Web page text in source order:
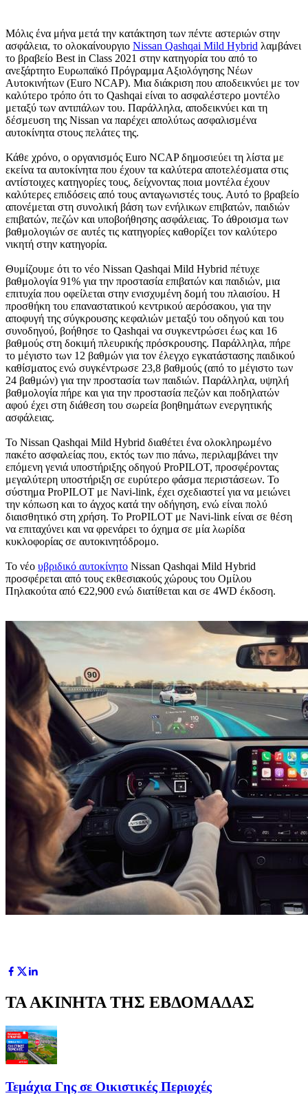
Μόλις ένα μήνα μετά την κατάκτηση των πέντε αστεριών στην
ασφάλεια, το ολοκαίνουργιο Nissan Qashqai Mild Hybrid λαμβάνει
το βραβείο Best in Class 2021 στην κατηγορία του από το
ανεξάρτητο Ευρωπαϊκό Πρόγραμμα Αξιολόγησης Νέων
Αυτοκινήτων (Euro NCAP). Μια διάκριση που αποδεικνύει με τον
καλύτερο τρόπο ότι το Qashqai είναι το ασφαλέστερο μοντέλο
μεταξύ των αντιπάλων του. Παράλληλα, αποδεικνύει και τη
δέσμευση της Nissan να παρέχει απολύτως ασφαλισμένα
αυτοκίνητα στους πελάτες της.
Κάθε χρόνο, ο οργανισμός Euro NCAP δημοσιεύει τη λίστα με
εκείνα τα αυτοκίνητα που έχουν τα καλύτερα αποτελέσματα στις
αντίστοιχες κατηγορίες τους, δείχνοντας ποια μοντέλα έχουν
καλύτερες επιδόσεις από τους ανταγωνιστές τους. Αυτό το βραβείο
απονέμεται στη συνολική βάση των ενήλικων επιβατών, παιδιών
επιβατών, πεζών και υποβοήθησης ασφάλειας. Το άθροισμα των
βαθμολογιών σε αυτές τις κατηγορίες καθορίζει τον καλύτερο
νικητή στην κατηγορία.
Θυμίζουμε ότι το νέο Nissan Qashqai Mild Hybrid πέτυχε
βαθμολογία 91% για την προστασία επιβατών και παιδιών, μια
επιτυχία που οφείλεται στην ενισχυμένη δομή του πλαισίου. Η
προσθήκη του επαναστατικού κεντρικού αερόσακου, για την
αποφυγή της σύγκρουσης κεφαλιών μεταξύ του οδηγού και του
συνοδηγού, βοήθησε το Qashqai να συγκεντρώσει έως και 16
βαθμούς στη δοκιμή πλευρικής πρόσκρουσης. Παράλληλα, πήρε
το μέγιστο των 12 βαθμών για τον έλεγχο εγκατάστασης παιδικού
καθίσματος ενώ συγκέντρωσε 23,8 βαθμούς (από το μέγιστο των
24 βαθμών) για την προστασία των παιδιών. Παράλληλα, υψηλή
βαθμολογία πήρε και για την προστασία πεζών και ποδηλατών
αφού έχει στη διάθεση του σωρεία βοηθημάτων ενεργητικής
ασφάλειας.
Το Nissan Qashqai Mild Hybrid διαθέτει ένα ολοκληρωμένο
πακέτο ασφαλείας που, εκτός των πιο πάνω, περιλαμβάνει την
επόμενη γενιά υποστήριξης οδηγού ProPILOT, προσφέροντας
μεγαλύτερη υποστήριξη σε ευρύτερο φάσμα περιστάσεων. Το
σύστημα ProPILOT με Navi-link, έχει σχεδιαστεί για να μειώνει
την κόπωση και το άγχος κατά την οδήγηση, ενώ είναι πολύ
διαισθητικό στη χρήση. Το ProPILOT με Navi-link είναι σε θέση
να επιταχύνει και να φρενάρει το όχημα σε μία λωρίδα
κυκλοφορίας σε αυτοκινητόδρομο.
Το νέο υβριδικό αυτοκίνητο Nissan Qashqai Mild Hybrid
προσφέρεται από τους εκθεσιακούς χώρους του Ομίλου
Πηλακούτα από €22,900 ενώ διατίθεται και σε 4WD έκδοση.
ΤΑ ΑΚΙΝΗΤΑ ΤΗΣ ΕΒΔΟΜΑΔΑΣ
Τεμάχια Γης σε Οικιστικές Περιοχές